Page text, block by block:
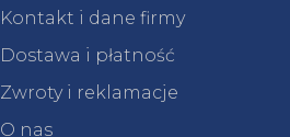
Kontakt i dane firmy
Dostawa i płatność
Zwroty i reklamacje
O nas